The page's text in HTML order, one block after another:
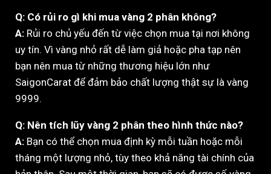
Q: Có rủi ro gì khi mua vàng 2 phân không?
A: Rủi ro chủ yếu đến từ việc chọn mua tại nơi không
uy tín. Vì vàng nhỏ rất dễ làm giả hoặc pha tạp nên
bạn nên mua từ những thương hiệu lớn như
SaigonCarat để đảm bảo chất lượng thật sự là vàng
9999.
Q: Nên tích lũy vàng 2 phân theo hình thức nào?
A: Bạn có thể chọn mua định kỳ mỗi tuần hoặc mỗi
tháng một lượng nhỏ, tùy theo khả năng tài chính của